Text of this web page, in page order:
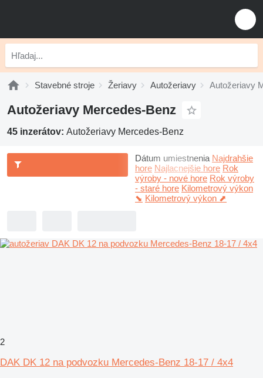
Stavebné stroje Žeriavy Autožeriavy Autožeriavy
Autožeriavy Mercedes-Benz
45 inzerátov: Autožeriavy Mercedes-Benz
Dátum umiestnenia Najdrahšie
hore Najlacnejšie hore Rok
výroby - nové hore Rok výroby
- staré hore Kilometrový výkon
⬊ Kilometrový výkon ⬈
2
DAK DK 12 na podvozku Mercedes-Benz 18-17 / 4x4